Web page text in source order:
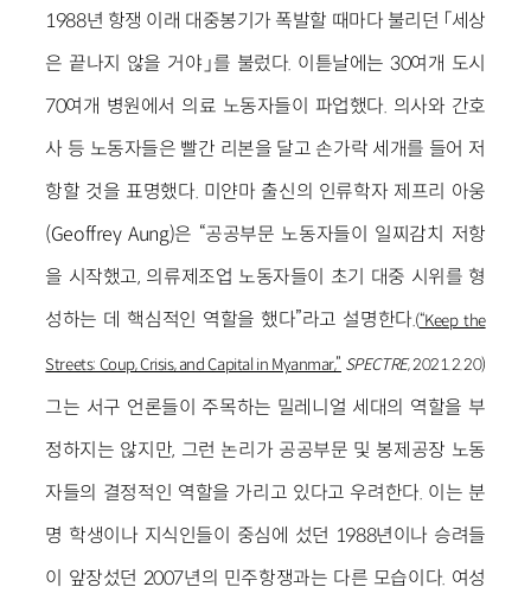
1988년 항쟁 이래 대중봉기가 폭발할 때마다 불리던 「세상
은 끝나지 않을 거야」를 불렀다. 이튿날에는 30여개 도시
70여개 병원에서 의료 노동자들이 파업했다. 의사와 간호
사 등 노동자들은 빨간 리본을 달고 손가락 세개를 들어 저
항할 것을 표명했다. 미얀마 출신의 인류학자 제프리 아웅
(Geoffrey Aung)은 “공공부문 노동자들이 일찌감치 저항
을 시작했고, 의류제조업 노동자들이 초기 대중 시위를 형
성하는 데 핵심적인 역할을 했다”라고 설명한다.(“Keep the
Streets: Coup, Crisis, and Capital in Myanmar,” SPECTRE, 2021.2.20)
그는 서구 언론들이 주목하는 밀레니얼 세대의 역할을 부
정하지는 않지만, 그런 논리가 공공부문 및 봉제공장 노동
자들의 결정적인 역할을 가리고 있다고 우려한다. 이는 분
명 학생이나 지식인들이 중심에 섰던 1988년이나 승려들
이 앞장섰던 2007년의 민주항쟁과는 다른 모습이다. 여성